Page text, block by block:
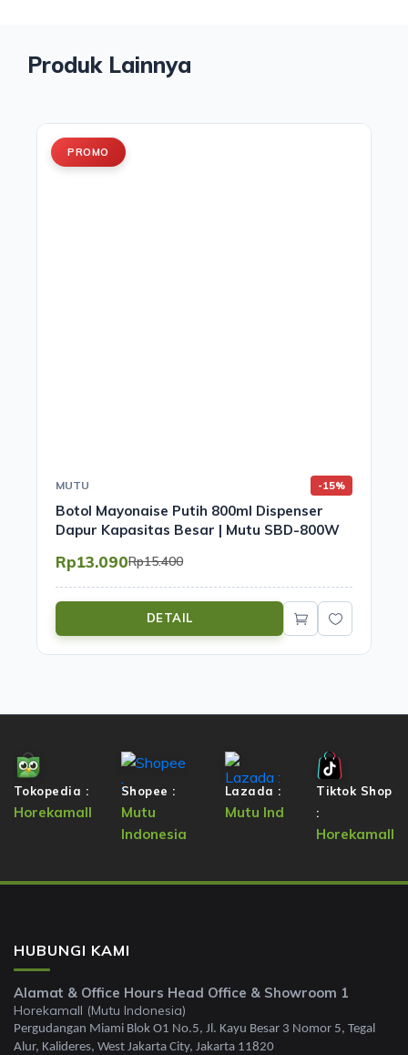
Produk Lainnya
PROMO
MUTU -15%
Botol Mayonaise Putih 800ml Dispenser
Dapur Kapasitas Besar | Mutu SBD-800W
Rp13.090Rp15.400
DETAIL
Tokopedia :
Horekamall
Shopee :
Mutu
Indonesia
Lazada :
Mutu Ind
Tiktok Shop
:
Horekamall
HUBUNGI KAMI
Alamat & Office Hours Head Office & Showroom 1
Horekamall (Mutu Indonesia)
Pergudangan Miami Blok O1 No.5, Jl. Kayu Besar 3 Nomor 5, Tegal
Alur, Kalideres, West Jakarta City, Jakarta 11820